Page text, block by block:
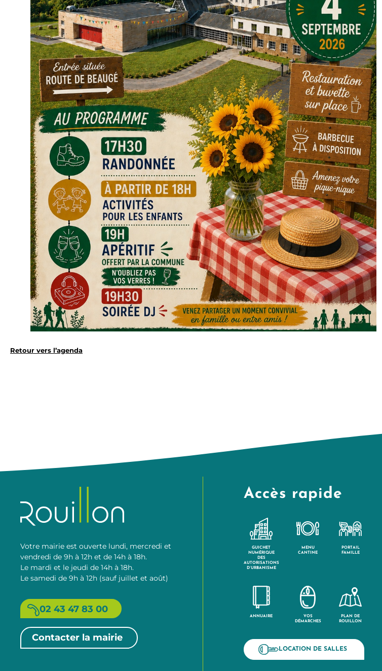
Retour vers l’agenda
Votre mairie est ouverte lundi, mercredi et
vendredi de 9h à 12h et de 14h à 18h.
Le mardi et le jeudi de 14h à 18h.
Le samedi de 9h à 12h (sauf juillet et août)
02 43 47 83 00
Contacter la mairie
Accès rapide
GUICHET
NUMÉRIQUE
DES
AUTORISATIONS
D’URBANISME
MENU
CANTINE
PORTAIL
FAMILLE
ANNUAIRE
VOS
DÉMARCHES
PLAN DE
ROUILLON
LOCATION DE SALLES